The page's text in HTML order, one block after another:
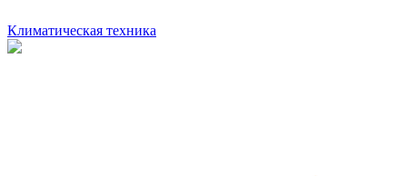
Климатическая техника